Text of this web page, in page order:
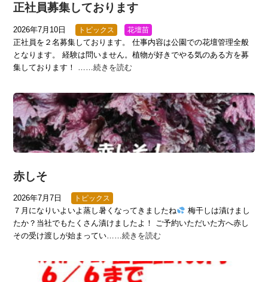
正社員募集しております
2026年7月10日 トピックス 花壇苗
正社員を２名募集しております。 仕事内容は公園での花壇管理全般
となります。 経験は問いません。植物が好きでやる気のある方を募
集しております！ ……続きを読む
赤しそ
2026年7月7日 トピックス
７月になりいよいよ蒸し暑くなってきましたね
梅干しは漬けまし
たか？当社でもたくさん漬けましたよ！ ご予約いただいた方へ赤し
その受け渡しが始まってい……続きを読む